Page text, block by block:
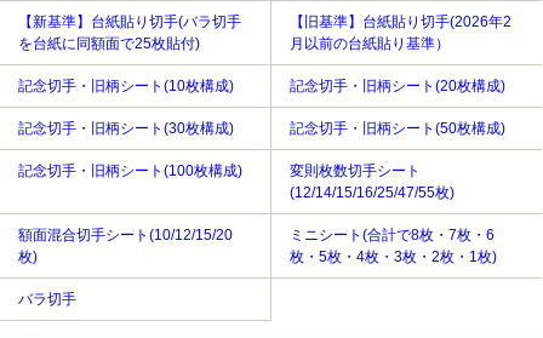
【新基準】台紙貼り切手(バラ切手
を台紙に同額面で25枚貼付)
【旧基準】台紙貼り切手(2026年2
月以前の台紙貼り基準）
記念切手・旧柄シート(10枚構成) 記念切手・旧柄シート(20枚構成)
記念切手・旧柄シート(30枚構成) 記念切手・旧柄シート(50枚構成)
記念切手・旧柄シート(100枚構成)
変則枚数切手シート
(12/14/15/16/25/47/55枚)
額面混合切手シート(10/12/15/20
枚)
ミニシート(合計で8枚・7枚・6
枚・5枚・4枚・3枚・2枚・1枚)
バラ切手